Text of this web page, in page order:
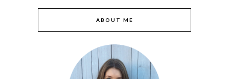
ABOUT ME